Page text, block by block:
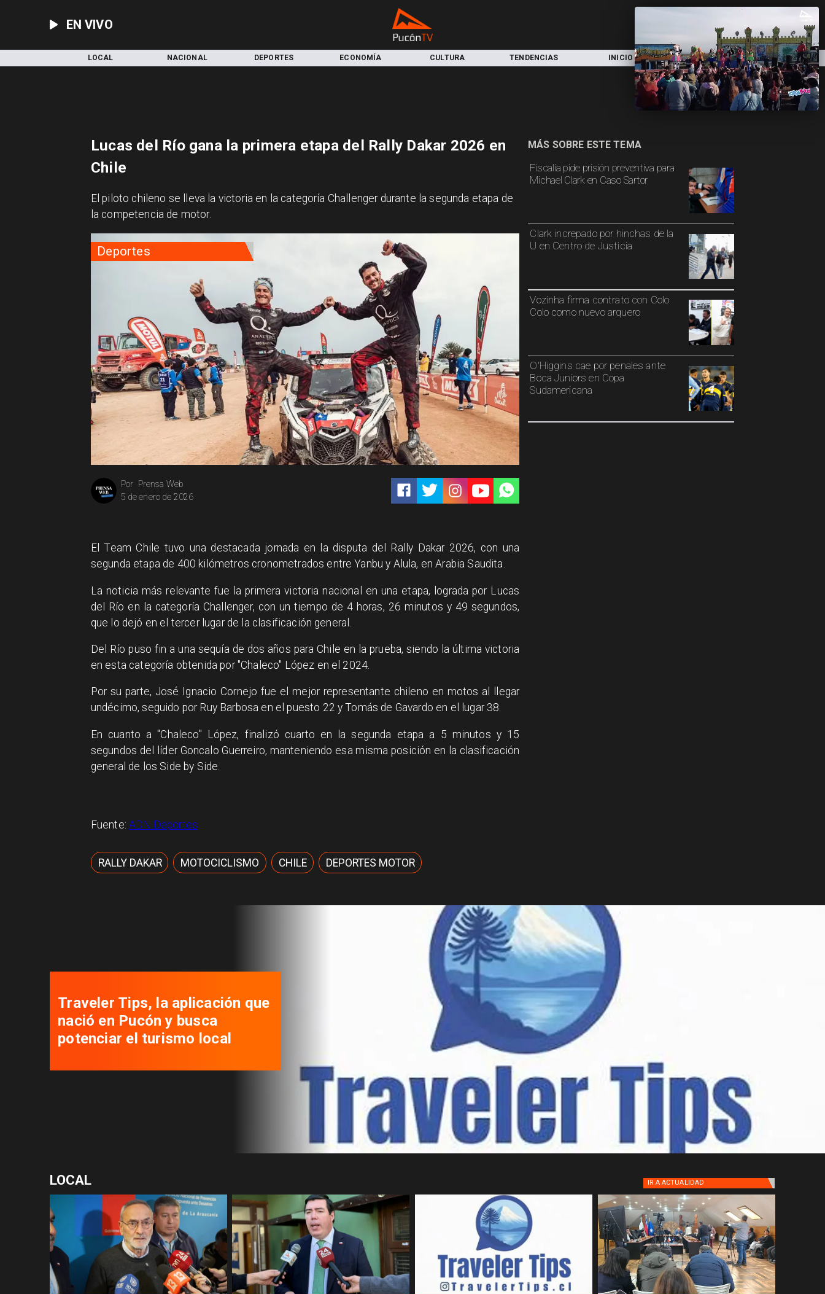
EN VIVO
LOCAL NACIONAL DEPORTES ECONOMÍA CULTURA TENDENCIAS INICIO LOCAL NACIONAL
Deportes
Prensa Web
Por
5 de enero de 2026
Fiscalía pide prisión preventiva para
Michael Clark en Caso Sartor
Clark increpado por hinchas de la
U en Centro de Justicia
Vozinha firma contrato con Colo
Colo como nuevo arquero
O'Higgins cae por penales ante
Boca Juniors en Copa
Sudamericana
MÁS SOBRE ESTE TEMA
Lucas del Río gana la primera etapa del Rally Dakar 2026 en
Chile
El piloto chileno se lleva la victoria en la categoría Challenger durante la segunda etapa de
la competencia de motor.
El Team Chile tuvo una destacada jornada en la disputa del Rally Dakar 2026, con una
segunda etapa de 400 kilómetros cronometrados entre Yanbu y Alula, en Arabia Saudita.
La noticia más relevante fue la primera victoria nacional en una etapa, lograda por Lucas
del Río en la categoría Challenger, con un tiempo de 4 horas, 26 minutos y 49 segundos,
que lo dejó en el tercer lugar de la clasificación general.
Del Río puso fin a una sequía de dos años para Chile en la prueba, siendo la última victoria
en esta categoría obtenida por "Chaleco" López en el 2024.
Por su parte, José Ignacio Cornejo fue el mejor representante chileno en motos al llegar
undécimo, seguido por Ruy Barbosa en el puesto 22 y Tomás de Gavardo en el lugar 38.
En cuanto a "Chaleco" López, finalizó cuarto en la segunda etapa a 5 minutos y 15
segundos del líder Goncalo Guerreiro, manteniendo esa misma posición en la clasificación
general de los Side by Side.
Fuente:ADN Deportes
RALLY DAKAR MOTOCICLISMO CHILE DEPORTES MOTOR
Autoridades se reúnen para
desatar nudos que tienen
paralizados los proyectos de
viviendas sociales
LOCAL IR A ACTUALIDAD